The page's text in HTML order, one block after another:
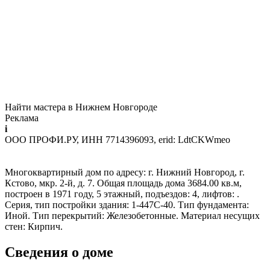
Найти мастера в Нижнем Новгороде
Реклама
i
ООО ПРОФИ.РУ, ИНН 7714396093, erid: LdtCKWmeo
Многоквартирный дом по адресу: г. Нижний Новгород, г.
Кстово, мкр. 2-й, д. 7. Общая площадь дома 3684.00 кв.м,
построен в 1971 году, 5 этажный, подъездов: 4, лифтов: .
Серия, тип постройки здания: 1-447С-40. Тип фундамента:
Иной. Тип перекрытий: Железобетонные. Материал несущих
стен: Кирпич.
Сведения о доме